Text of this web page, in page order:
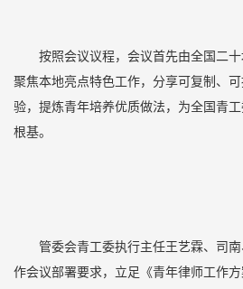
按照会议议程，会议首先由全国二十
聚焦本地亮点特色工作，分享可复制、
验，提炼青年培养优质做法，为全国青
根基。
管委会青工委执行主任王艺霖、司南
作会议部署要求，立足《青年律师工作